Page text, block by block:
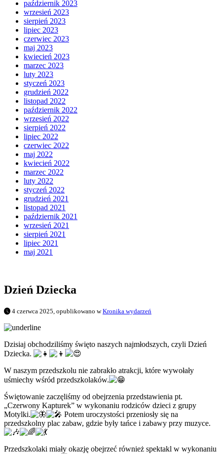
październik 2023
wrzesień 2023
sierpień 2023
lipiec 2023
czerwiec 2023
maj 2023
kwiecień 2023
marzec 2023
luty 2023
styczeń 2023
grudzień 2022
listopad 2022
październik 2022
wrzesień 2022
sierpień 2022
lipiec 2022
czerwiec 2022
maj 2022
kwiecień 2022
marzec 2022
luty 2022
styczeń 2022
grudzień 2021
listopad 2021
październik 2021
wrzesień 2021
sierpień 2021
lipiec 2021
maj 2021
Dzień Dziecka
4 czerwca 2025, opublikowano wKronika wydarzeń
Dzisiaj obchodziliśmy święto naszych najmłodszych, czyli Dzień
Dziecka.
W naszym przedszkolu nie zabrakło atrakcji, które wywołały
uśmiechy wśród przedszkolaków.
Świętowanie zaczęliśmy od obejrzenia przedstawienia pt.
„Czerwony Kapturek” w wykonaniu rodziców dzieci z grupy
Motylki.
Potem uroczystości przeniosły się na
przedszkolny plac zabaw, gdzie były tańce i zabawy przy muzyce.
Przedszkolaki miały okazję obejrzeć również spektakl w wykonaniu